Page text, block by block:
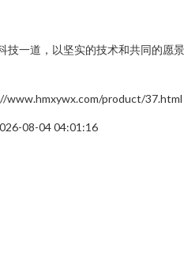
一道，以坚实的技术和共同的愿
www.hmxywx.com/product/37.html
08-04 04:01:16